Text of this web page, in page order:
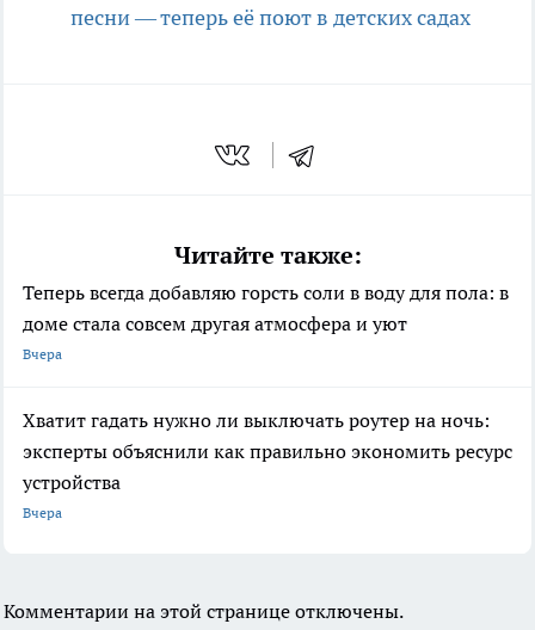
песни — теперь её поют в детских садах
Читайте также:
Теперь всегда добавляю горсть соли в воду для пола: в
доме стала совсем другая атмосфера и уют
Вчера
Хватит гадать нужно ли выключать роутер на ночь:
эксперты объяснили как правильно экономить ресурс
устройства
Вчера
Комментарии на этой странице отключены.